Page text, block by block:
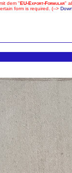
dem "EU-Export-Formular"
form is required. (-->